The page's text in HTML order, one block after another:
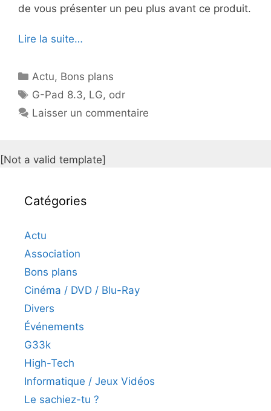
de vous présenter un peu plus avant ce produit.
Lire la suite…
Catégories
Actu, Bons plans
Étiquettes
G-Pad 8.3, LG, odr
Laisser un commentaire
[Not a valid template]
Catégories
Actu
Association
Bons plans
Cinéma / DVD / Blu-Ray
Divers
Événements
G33k
High-Tech
Informatique / Jeux Vidéos
Le sachiez-tu ?